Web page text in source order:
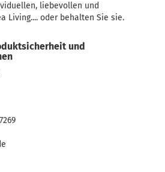
liebevollen und
Living.... oder behalten Sie sie.
und